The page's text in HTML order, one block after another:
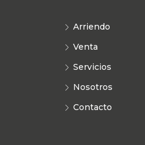
Arriendo
Venta
Servicios
Nosotros
Contacto